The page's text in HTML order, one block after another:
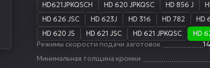
HD621JPKQSCH
HD 620 JPKQSC HD 856 J
HD 626 JSC
HD 623J HD 316 HD 782
HD
HD 620 JS
HD 621 JSC HD 621 JPKQSC
HD
Режимы скорости подачи заготовок
Минимальная толщина кромки